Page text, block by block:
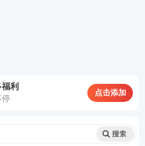
体，跟着老师学，早日通
利
停
点击添加